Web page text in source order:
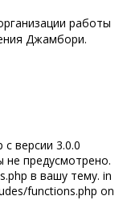
работы
Джамбори.
версии 3.0.0
не предусмотрено.
в вашу тему. in
functions.php on